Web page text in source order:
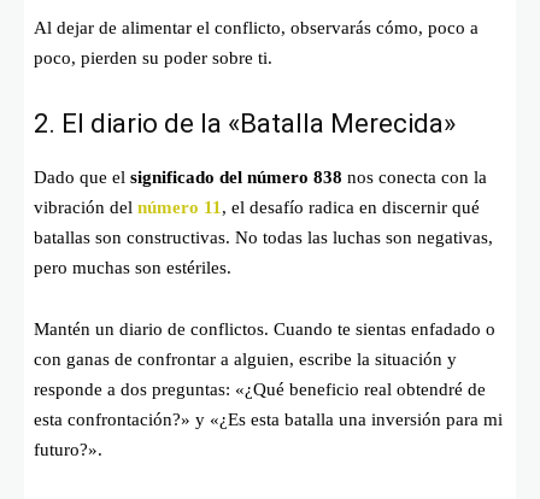
Al dejar de alimentar el conflicto, observarás cómo, poco a
poco, pierden su poder sobre ti.
2. El diario de la «Batalla Merecida»
Dado que el significado del número 838 nos conecta con la
vibración del número 11 , el desafío radica en discernir qué
batallas son constructivas. No todas las luchas son negativas,
pero muchas son estériles.
Mantén un diario de conflictos. Cuando te sientas enfadado o
con ganas de confrontar a alguien, escribe la situación y
responde a dos preguntas: «¿Qué beneficio real obtendré de
esta confrontación?» y «¿Es esta batalla una inversión para mi
futuro?».